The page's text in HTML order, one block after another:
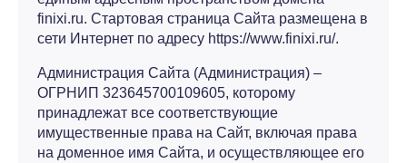
finixi.ru. Стартовая страница Сайта размещена в
сети Интернет по адресу https://www.finixi.ru/.
Администрация Сайта (Администрация) –
ОГРНИП 323645700109605, которому
принадлежат все соответствующие
имущественные права на Сайт, включая права
на доменное имя Сайта, и осуществляющее его